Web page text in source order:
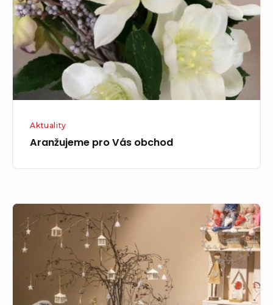
Aktuality
Aranžujeme pro Vás obchod
Vánoční
dekorace
máme
připravené